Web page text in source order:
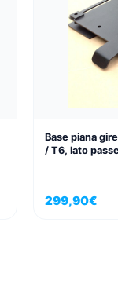
Base piana
/ T6, lato
299,90€